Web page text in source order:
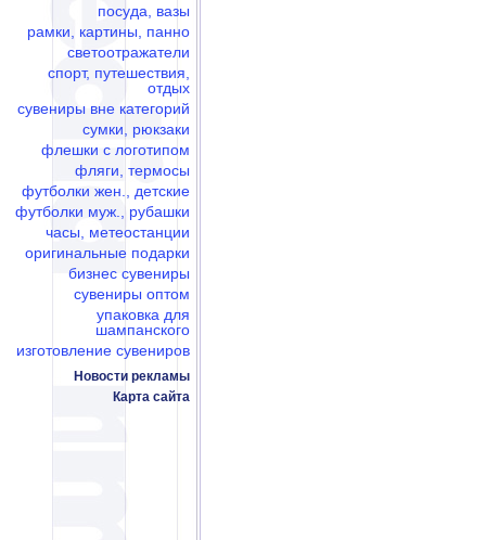
посуда, вазы
рамки, картины, панно
светоотражатели
спорт, путешествия,
отдых
сувениры вне категорий
сумки, рюкзаки
флешки c логотипом
фляги, термосы
футболки жен., детские
футболки муж., рубашки
часы, метеостанции
оригинальные подарки
бизнес сувениры
сувениры оптом
упаковка для
шампанского
изготовление сувениров
Новости рекламы
Карта сайта